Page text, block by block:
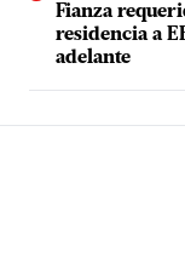
Fianza
residencia a
adelante